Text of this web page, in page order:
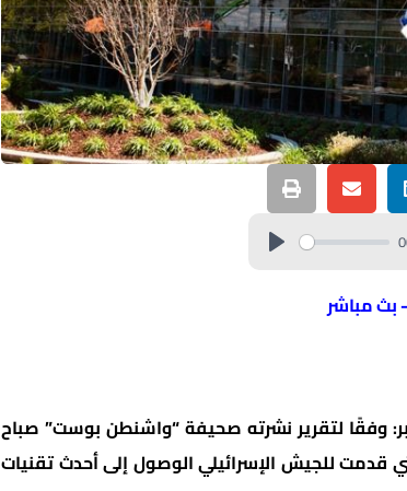
بث مباشر
وفقًا لتقرير نشرته صحيفة “واشنطن بوست” صباح
قدمت للجيش الإسرائيلي الوصول إلى أحدث تقنيات